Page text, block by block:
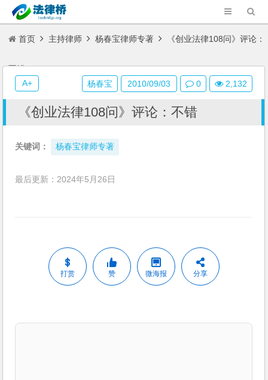
首页 主持律师 杨春宝律师专著 《创业法律108问》评论：
不错
《创业法律108问》评论：不错
关键词： 杨春宝律师专著
最后更新：2024年5月26日
打赏 赞 微海报 分享
杨春宝 2010/09/03 0 2,132
A+